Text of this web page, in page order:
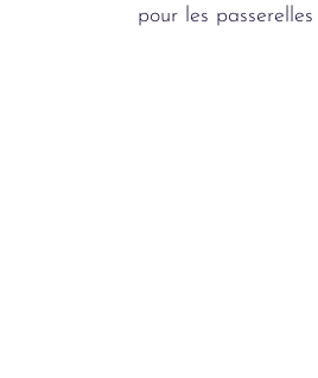
pour les